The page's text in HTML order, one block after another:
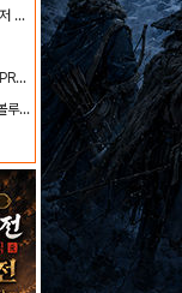
원피스 트레저 크루즈
우마무스메 PRETTY DERBY
리니지2 레볼루션